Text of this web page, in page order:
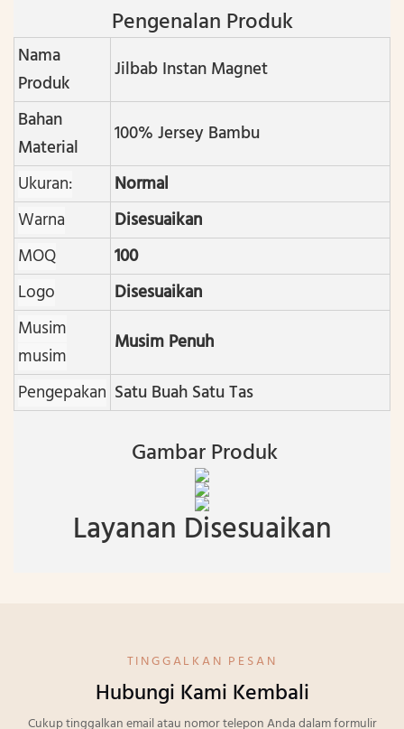
Pengenalan Produk
Nama
Produk
Jilbab Instan Magnet
Bahan
Material
100% Jersey Bambu
Ukuran:
Normal
Warna
Disesuaikan
MOQ
100
Logo
Disesuaikan
Musim
musim
Musim Penuh
Pengepakan Satu Buah Satu Tas
Gambar Produk
Layanan Disesuaikan
TINGGALKAN PESAN
Hubungi Kami Kembali
Cukup tinggalkan email atau nomor telepon Anda dalam formulir